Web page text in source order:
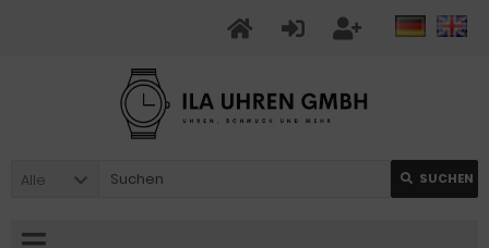
Alle SUCHEN